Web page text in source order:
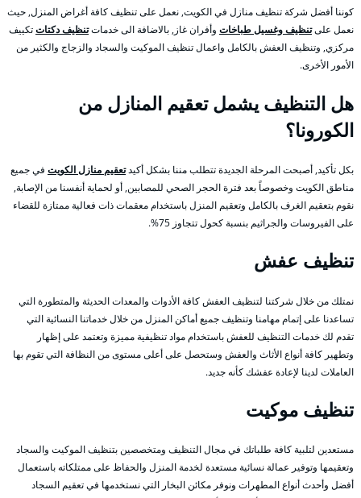
كوننا أفضل شركة تنظيف منازل في الكويت, نعمل على تنظيف كافة أغراض المنزل, حيث
نعمل علىتنظيف وغسيل طباخات وأفران غاز, بالاضافة الى خدماتتنظيف دكتاتتكييف
مركزي, وتنظيف العفش بالكامل واعمال تنظيف الموكيت والسجاد والزجاج والكثير من
الأمور الأخرى.
هل التنظيف يشمل تعقيم المنازل من
الكورونا؟
بكل تأكيد, أصبحت المرحلة الجديدة تتطلب مننا بشكل أكيدتعقيم منازل الكويت في جميع
مناطق الكويت وخصوصاً بعد فترة الحجر الصحي للمصابين, أو لحماية أنفسنا من الإصابة,
نقوم بتعقيم الغرف بالكامل وتعقيم المنزل باستخدام معقمات ذات فعالية ممتازة للقضاء
على الفيروسات والجراثيم بنسبة كحول تتجاوز 75%.
تنظيف عفش
نمتلك من خلال شركتنا لتنظيف العفش كافة الأدوات والمعدات الحديثة والمتطورة التي
تساعدنا على إتمام مهامنا وتنظيف جميع أماكن المنزل من خلال خدماتنا النسائية التي
تقدم لك خدمات التنظيف للعفش باستخدام مواد تنظيفية مميزة وتعتمد على إظهار
وتطهير كافة أنواع الأثاث والعفش وستحصل على أعلى مستوى من النظافة التي تقوم بها
العاملات لدينا لإعادة عفشك كأنه جديد.
تنظيف موكيت
مستعدين لتلبية كافة طلباتك في مجال التنظيف ومتخصصين بتنظيف الموكيت والسجاد
وتعقيمها وتوفير عمالة نسائية مستعدة لخدمة المنزل والحفاظ على ممتلكاته باستعمال
أفضل وأحدث أنواع المطهرات ونوفر مكائن البخار التي نستخدمها في تعقيم السجاد